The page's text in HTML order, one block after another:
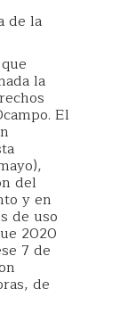
de la
la
El
del
y en
de uso
2020
7 de
de